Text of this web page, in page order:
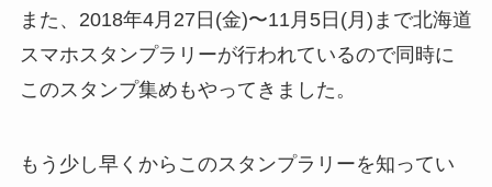
また、2018年4月27日(金)〜11月5日(月)まで北海道
スマホスタンプラリーが行われているので同時に
このスタンプ集めもやってきました。
もう少し早くからこのスタンプラリーを知ってい